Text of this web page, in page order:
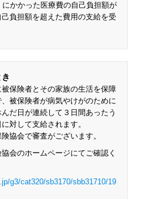
かかった医療費の自己負担額が
負担額を超えた費用の支給を受
保険者とその家族の生活を保障
被保険者が病気やけがのために
だ日が連続して３日間あったう
対して支給されます。
協会で審査がございます。
会のホームページにてご確認く
g3/cat320/sb3170/sbb31710/19